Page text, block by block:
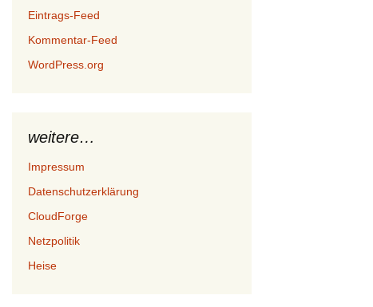
Eintrags-Feed
Kommentar-Feed
WordPress.org
weitere…
Impressum
Datenschutzerklärung
CloudForge
Netzpolitik
Heise